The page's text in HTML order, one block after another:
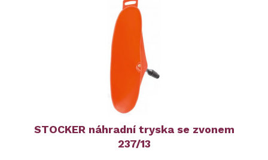
STOCKER náhradní tryska se zvonem
237/13